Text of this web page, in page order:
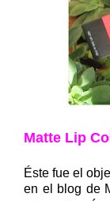
Matte Lip
Éste fue el
en el blog de